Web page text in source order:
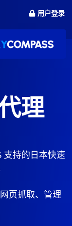
用户登录
理
支持的日本快速
页抓取、管理